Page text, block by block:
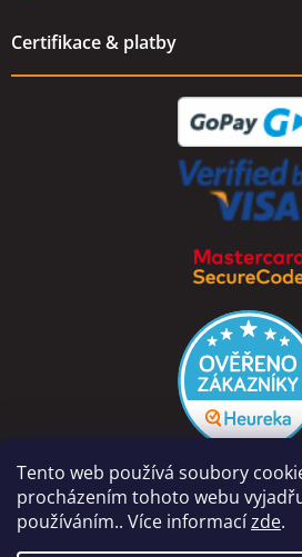
Tento web používá soubory
procházením tohoto webu
používáním.. Více informacízde.
Certifikace & platby